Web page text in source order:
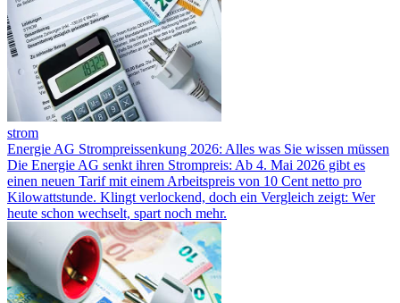
strom
Energie AG Strompreissenkung 2026: Alles was Sie wissen müssen
Die Energie AG senkt ihren Strompreis: Ab 4. Mai 2026 gibt es
einen neuen Tarif mit einem Arbeitspreis von 10 Cent netto pro
Kilowattstunde. Klingt verlockend, doch ein Vergleich zeigt: Wer
heute schon wechselt, spart noch mehr.